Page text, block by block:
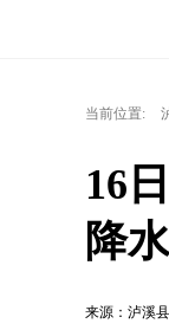
当前位置:
16
降
来源：泸溪